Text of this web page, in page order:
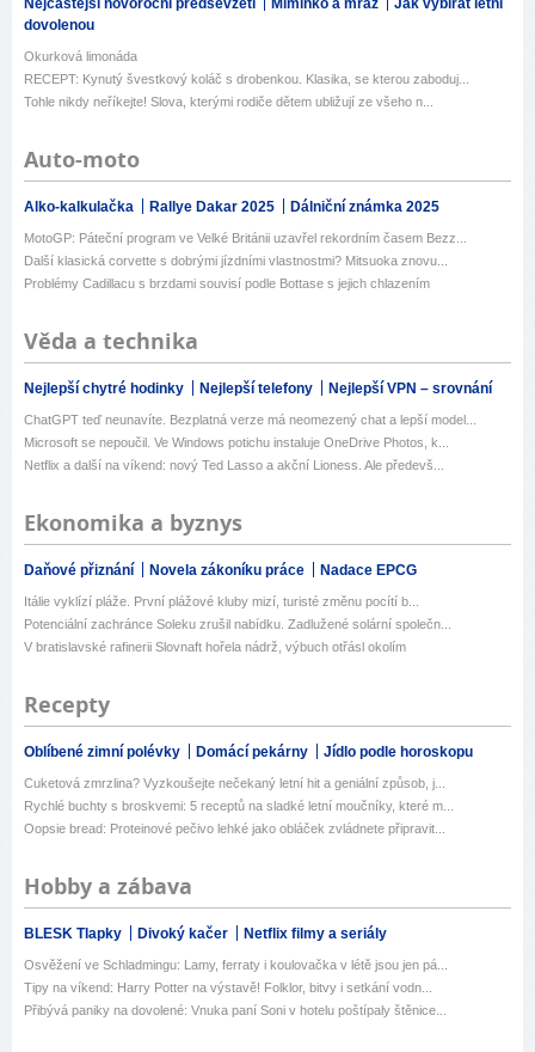
Nejčastější novoroční předsevzetí Miminko a mráz
Jak vybírat letní
dovolenou
Okurková limonáda
RECEPT: Kynutý švestkový koláč s drobenkou. Klasika, se kterou zaboduj...
Tohle nikdy neříkejte! Slova, kterými rodiče dětem ubližují ze všeho n...
Auto-moto
Alko-kalkulačka Rallye Dakar 2025 Dálniční známka 2025
MotoGP: Páteční program ve Velké Británii uzavřel rekordním časem Bezz...
Další klasická corvette s dobrými jízdními vlastnostmi? Mitsuoka znovu...
Problémy Cadillacu s brzdami souvisí podle Bottase s jejich chlazením
Věda a technika
Nejlepší chytré hodinky Nejlepší telefony Nejlepší VPN – srovnání
ChatGPT teď neunavíte. Bezplatná verze má neomezený chat a lepší model...
Microsoft se nepoučil. Ve Windows potichu instaluje OneDrive Photos, k...
Netflix a další na víkend: nový Ted Lasso a akční Lioness. Ale předevš...
Ekonomika a byznys
Daňové přiznání Novela zákoníku práce Nadace EPCG
Itálie vyklízí pláže. První plážové kluby mizí, turisté změnu pocítí b...
Potenciální zachránce Soleku zrušil nabídku. Zadlužené solární společn...
V bratislavské rafinerii Slovnaft hořela nádrž, výbuch otřásl okolím
Recepty
Oblíbené zimní polévky Domácí pekárny Jídlo podle horoskopu
Cuketová zmrzlina? Vyzkoušejte nečekaný letní hit a geniální způsob, j...
Rychlé buchty s broskvemi: 5 receptů na sladké letní moučníky, které m...
Oopsie bread: Proteinové pečivo lehké jako obláček zvládnete připravit...
Hobby a zábava
BLESK Tlapky Divoký kačer Netflix filmy a seriály
Osvěžení ve Schladmingu: Lamy, ferraty i koulovačka v létě jsou jen pá...
Tipy na víkend: Harry Potter na výstavě! Folklor, bitvy i setkání vodn...
Přibývá paniky na dovolené: Vnuka paní Soni v hotelu poštípaly štěnice...